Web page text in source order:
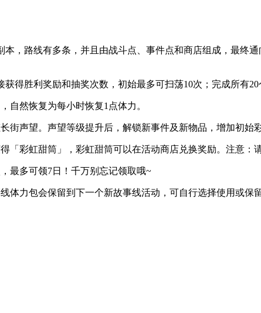
路线有多条，并且由战斗点、事件点和商店组成，最终通
胜利奖励和抽奖次数，初始最多可扫荡10次；完成所有20
然恢复为每小时恢复1点体力。
声望。声望等级提升后，解锁新事件及新物品，增加初始彩
彩虹甜筒」，彩虹甜筒可以在活动商店兑换奖励。注意：
多可领7日！千万别忘记领取哦~
力包会保留到下一个新故事线活动，可自行选择使用或保留